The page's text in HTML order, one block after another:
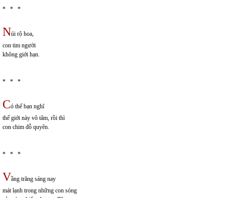
* * *
Núi rộ hoa,
con tim người
không giới hạn.
* * *
Có thể bạn nghĩ
thế giới này vô tâm, rồi thì
con chim đỗ quyên.
* * *
Vầng trăng sáng nay
mát lạnh trong những con sóng